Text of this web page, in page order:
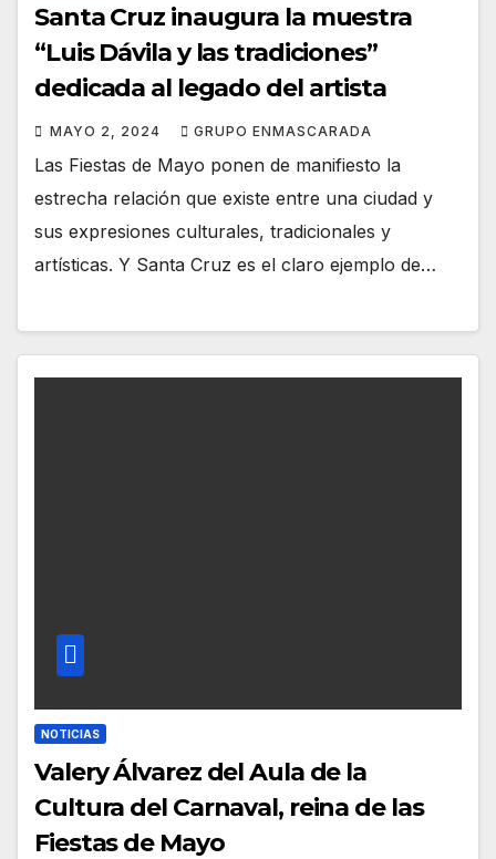
Santa Cruz inaugura la muestra
“Luis Dávila y las tradiciones”
dedicada al legado del artista
MAYO 2, 2024 GRUPO ENMASCARADA
Las Fiestas de Mayo ponen de manifiesto la
estrecha relación que existe entre una ciudad y
sus expresiones culturales, tradicionales y
artísticas. Y Santa Cruz es el claro ejemplo de…
NOTICIAS
Valery Álvarez del Aula de la
Cultura del Carnaval, reina de las
Fiestas de Mayo